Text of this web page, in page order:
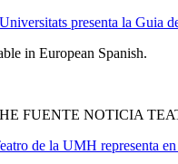
presenta la Guia
in European Spanish.
FUENTE NOTICIA
de la UMH representa